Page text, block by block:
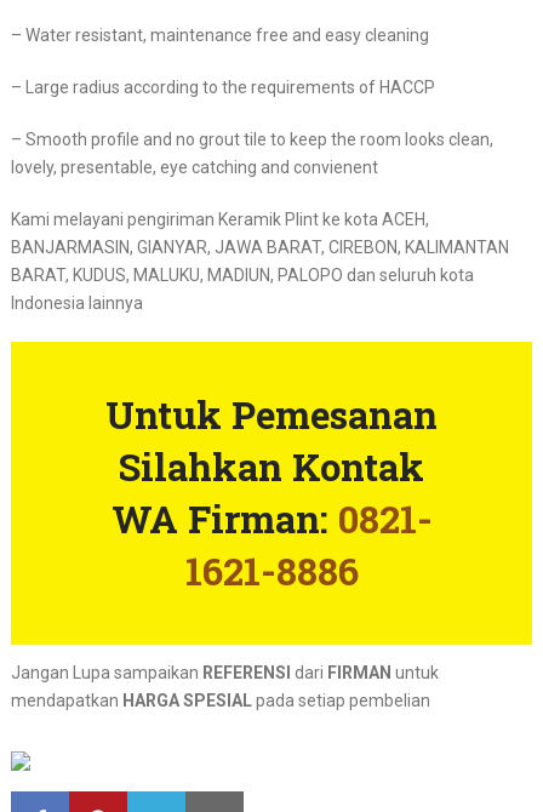
– Water resistant, maintenance free and easy cleaning
– Large radius according to the requirements of HACCP
– Smooth profile and no grout tile to keep the room looks clean,
lovely, presentable, eye catching and convienent
Kami melayani pengiriman Keramik Plint ke kota ACEH,
BANJARMASIN, GIANYAR, JAWA BARAT, CIREBON, KALIMANTAN
BARAT, KUDUS, MALUKU, MADIUN, PALOPO dan seluruh kota
Indonesia lainnya
Untuk Pemesanan
Silahkan Kontak
WA Firman: 0821-
1621-8886
Jangan Lupa sampaikan REFERENSI dari FIRMAN untuk
mendapatkan HARGA SPESIALpada setiap pembelian